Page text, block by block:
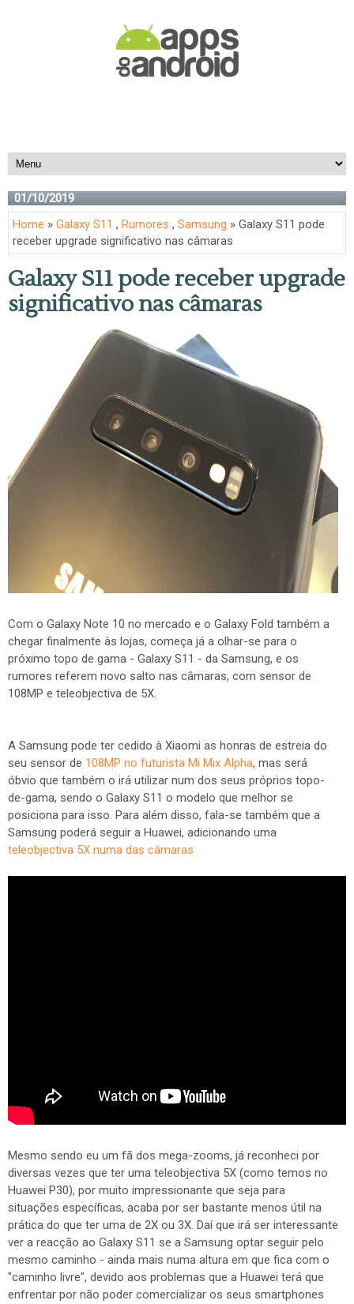
01/10/2019
Home » Galaxy S11 , Rumores , Samsung » Galaxy S11 pode
receber upgrade significativo nas câmaras
Galaxy S11 pode receber upgrade
significativo nas câmaras
Com o Galaxy Note 10 no mercado e o Galaxy Fold também a
chegar finalmente às lojas, começa já a olhar-se para o
próximo topo de gama - Galaxy S11 - da Samsung, e os
rumores referem novo salto nas câmaras, com sensor de
108MP e teleobjectiva de 5X.
A Samsung pode ter cedido à Xiaomi as honras de estreia do
seu sensor de 108MP no futurista Mi Mix Alpha, mas será
óbvio que também o irá utilizar num dos seus próprios topo-
de-gama, sendo o Galaxy S11 o modelo que melhor se
posiciona para isso. Para além disso, fala-se também que a
Samsung poderá seguir a Huawei, adicionando uma
teleobjectiva 5X numa das câmaras
Mesmo sendo eu um fã dos mega-zooms, já reconheci por
diversas vezes que ter uma teleobjectiva 5X (como temos no
Huawei P30), por muito impressionante que seja para
situações específicas, acaba por ser bastante menos útil na
prática do que ter uma de 2X ou 3X. Daí que irá ser interessante
ver a reacção ao Galaxy S11 se a Samsung optar seguir pelo
mesmo caminho - ainda mais numa altura em que fica com o
"caminho livre", devido aos problemas que a Huawei terá que
enfrentar por não poder comercializar os seus smartphones